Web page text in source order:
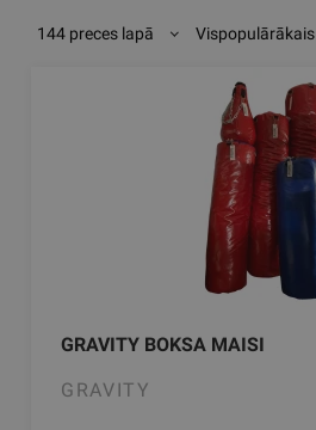
144 preces lapā Vispopulārākais
GRAVITY BOKSA MAISI
GRAVITY